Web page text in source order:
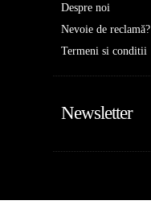
Despre noi
Nevoie de reclamă?
Termeni si conditii
Newsletter